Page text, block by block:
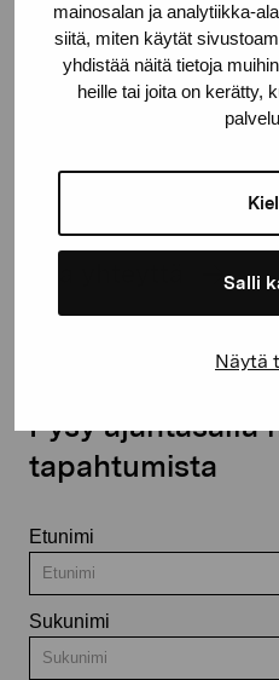
mainosalan ja analytiikka-
siitä, miten käytät
yhdistää näitä tietoja
heille tai joita on kerätty,
Salli
Näytä
Kustaa Vaasan katu 11
10600 Tammisaari
proartibus@proartibus.fi
Pysy ajantasalla
tapahtumista
Etunimi
Sukunimi